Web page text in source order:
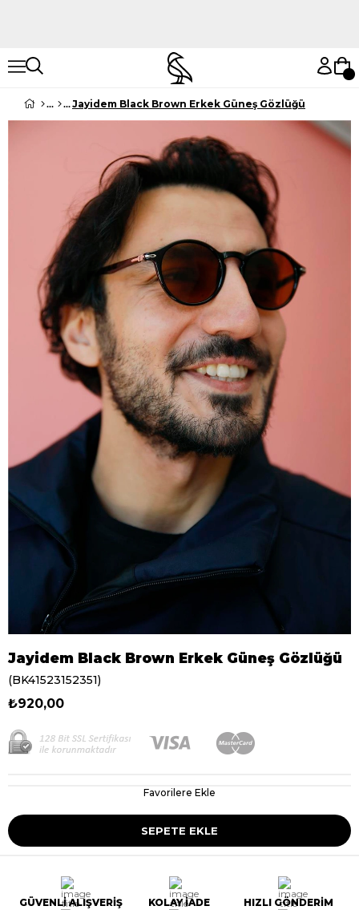
Jayidem Black Brown Erkek Güneş Gözlüğü
Jayidem Black Brown Erkek Güneş Gözlüğü
(BK41523152351)
₺920,00
Favorilere Ekle
GÜVENLİ ALIŞVERİŞ KOLAY İADE HIZLI GÖNDERİM